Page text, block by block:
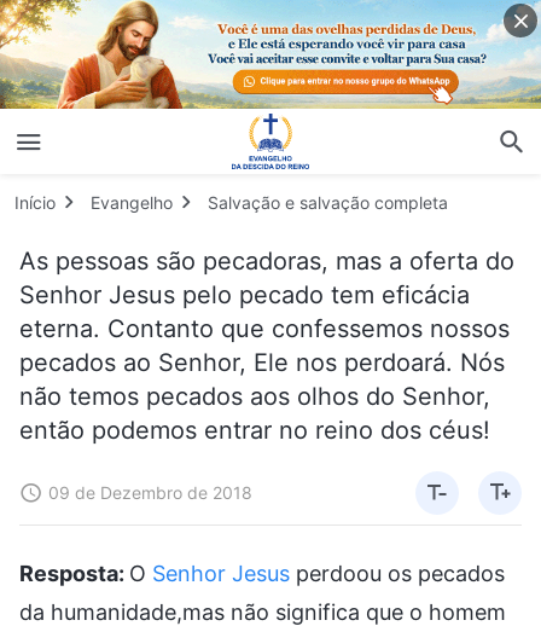
Início Evangelho Salvação e salvação completa
As pessoas são pecadoras, mas a oferta do
Senhor Jesus pelo pecado tem eficácia
eterna. Contanto que confessemos nossos
pecados ao Senhor, Ele nos perdoará. Nós
não temos pecados aos olhos do Senhor,
então podemos entrar no reino dos céus!
09 de Dezembro de 2018
Resposta: O Senhor Jesus perdoou os pecados
da humanidade,mas não significa que o homem